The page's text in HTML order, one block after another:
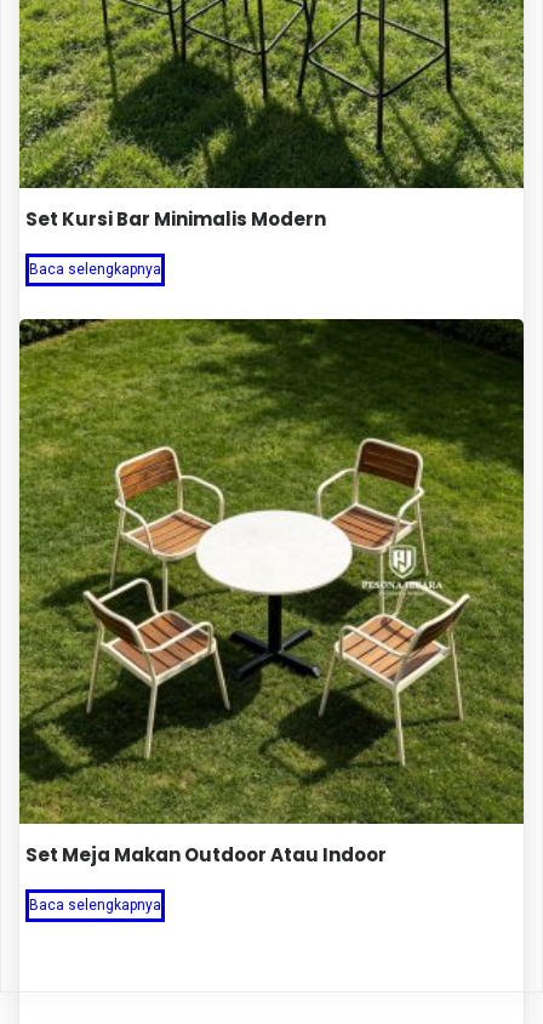
Set Kursi Bar Minimalis Modern
Baca selengkapnya
Set Meja Makan Outdoor Atau Indoor
Baca selengkapnya